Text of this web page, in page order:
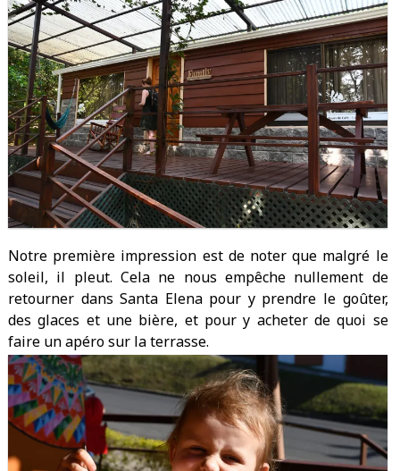
Notre première impression est de noter que malgré le
soleil, il pleut. Cela ne nous empêche nullement de
retourner dans Santa Elena pour y prendre le goûter,
des glaces et une bière, et pour y acheter de quoi se
faire un apéro sur la terrasse.